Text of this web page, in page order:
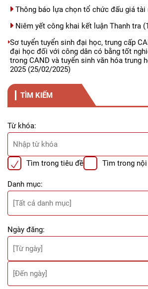
Thông báo lựa chọn tổ chức đấu giá tài
Niêm yết công khai kết luận Thanh tra
Sơ tuyển tuyển sinh đại học, trung cấp
đại học đối với công dân có bằng tốt
trong CAND và tuyển sinh văn hóa trung
2025(25/02/2025)
TÌM KIẾM
Từ khóa:
Tìm trong tiêu đề Tìm trong nội
Danh mục:
Ngày đăng: